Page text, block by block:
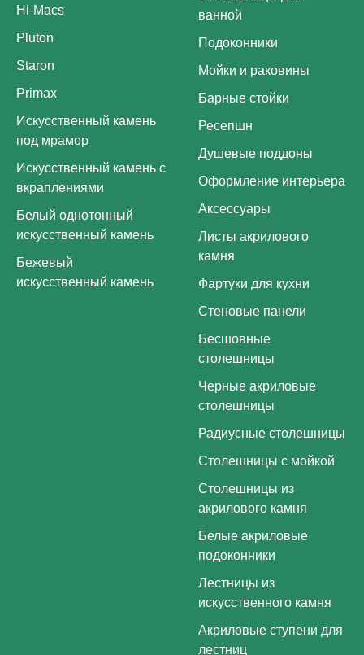
Hi-Macs
Pluton
Staron
Primax
Искусственный камень
под мрамор
Искусственный камень с
вкраплениями
Белый однотонный
искусственный камень
Бежевый
искусственный камень
ванной
Подоконники
Мойки и раковины
Барные стойки
Ресепшн
Душевые поддоны
Оформление интерьера
Аксессуары
Листы акрилового
камня
Фартуки для кухни
Стеновые панели
Бесшовные
столешницы
Черные акриловые
столешницы
Радиусные столешницы
Столешницы с мойкой
Столешницы из
акрилового камня
Белые акриловые
подоконники
Лестницы из
искусственного камня
Акриловые ступени для
лестниц